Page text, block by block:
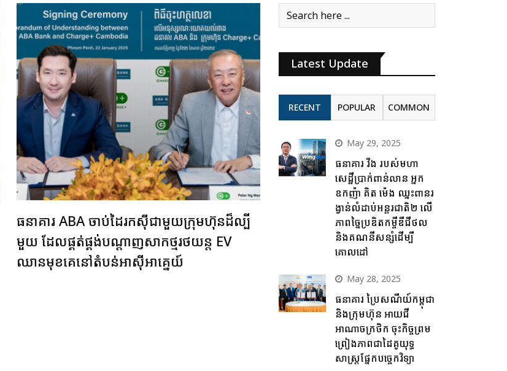
ធនាគារ ABA ចាប់ដៃរកស៊ីជាមួយក្រុមហ៊ុនដ៏ល្បី
មួយ ដែលផ្គត់ផ្គង់បណ្ដាញសាកថ្មរថយន្ត EV
ឈានមុខគេនៅតំបន់អាស៊ីអាគ្នេយ៍
Latest Update
RECENT POPULAR COMMON
May 29, 2025
ធនាគារ វីង របស់មហា
សេដ្ឋីប្រាក់ពាន់លាន អ្នក
ឧកញ៉ា គិត ម៉េង ឈ្នះពានរ
ង្វាន់លំដាប់អន្តរជាតិ២ លើ
ភាពច្នៃប្រឌិតកម្ចីឌីជីថល
និងគណនីសន្សំដើម្បី
គោលដៅ
May 28, 2025
ធនាគារ ប្រៃសណីយ៍កម្ពុជា
និងក្រុមហ៊ុន អាយជី
អាណាចក្រថិក ចុះកិច្ចព្រម
ព្រៀងភាពជាដៃគូយុទ្ធ
សាស្ត្រផ្នែកបច្ចេកវិទ្យា